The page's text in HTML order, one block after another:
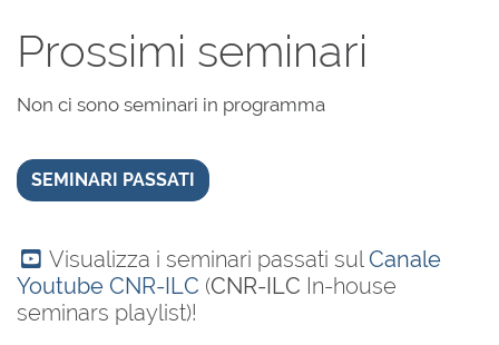
Prossimi seminari
Non ci sono seminari in programma
SEMINARI PASSATI
Visualizza i seminari passati sul Canale
Youtube CNR-ILC (CNR-ILC In-house
seminars playlist)!